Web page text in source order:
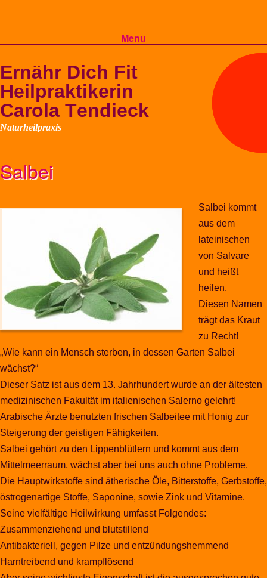
Menu
Salbei
Salbei kommt
aus dem
lateinischen
von Salvare
und heißt
heilen.
Diesen Namen
trägt das Kraut
zu Recht!
„Wie kann ein Mensch sterben, in dessen Garten Salbei
wächst?“
Dieser Satz ist aus dem 13. Jahrhundert wurde an der ältesten
medizinischen Fakultät im italienischen Salerno gelehrt!
Arabische Ärzte benutzten frischen Salbeitee mit Honig zur
Steigerung der geistigen Fähigkeiten.
Salbei gehört zu den Lippenblütlern und kommt aus dem
Mittelmeerraum, wächst aber bei uns auch ohne Probleme.
Die Hauptwirkstoffe sind ätherische Öle, Bitterstoffe, Gerbstoffe,
östrogenartige Stoffe, Saponine, sowie Zink und Vitamine.
Seine vielfältige Heilwirkung umfasst Folgendes:
Zusammenziehend und blutstillend
Antibakteriell, gegen Pilze und entzündungshemmend
Harntreibend und krampflösend